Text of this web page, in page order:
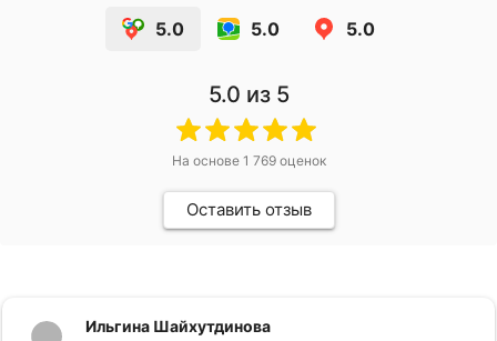
5.0 5.0 5.0
5.0 из 5
На основе 1 769оценок
Оставить отзыв
Ильгина Шайхутдинова